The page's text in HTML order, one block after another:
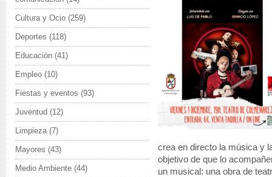
crea en directo la música y
objetivo de que lo
un musical: una obra de
Cultura y Ocio (259)
Deportes (118)
Educación (41)
Empleo (10)
Fiestas y eventos (93)
Juventud (12)
Limpieza(7)
Mayores (43)
Medio Ambiente (44)